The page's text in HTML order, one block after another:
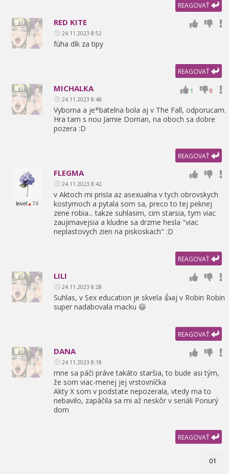
REAGOVAŤ
RED KITE
24.11.2023 8:52
fúha dík za tipy
REAGOVAŤ
1 0
MICHALKA
24.11.2023 8:48
Vyborna a je*batelna bola aj v The Fall, odporucam.
Hra tam s nou Jamie Dornan, na oboch sa dobre
pozera :D
REAGOVAŤ
level 74
FLEGMA
24.11.2023 8:42
v Aktoch mi prisla az asexualna v tych obrovskych
kostymoch a pytala som sa, preco to tej peknej
zene robia... takze suhlasim, cim starsia, tym viac
zaujimavejsia a kludne sa drzme hesla "viac
neplastovych zien na piskoskach" :D
REAGOVAŤ
LILI
24.11.2023 8:28
Suhlas, v Sex education je skvela 👍aj v Robin Robin
super nadabovala macku 😃
REAGOVAŤ
DANA
24.11.2023 8:18
mne sa páči práve takáto staršia, to bude asi tým,
že som viac-menej jej vrstovníčka
Akty X som v podstate nepozerala, vtedy ma to
nebavilo, zapáčila sa mi až neskôr v seriáli Ponurý
dom
REAGOVAŤ
01